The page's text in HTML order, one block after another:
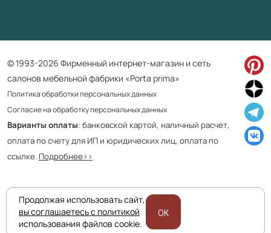
© 1993-2026 Фирменный интернет-магазин и сеть
салонов мебельной фабрики «Porta prima»
Политика обработки персональных данных
Согласие на обработку персональных данных
Варианты оплаты: банковской картой, наличный расчет,
оплата по счету для ИП и юридических лиц, оплата по
ссылке. Подробнее>>
Приведенная на сайте информация не является публичной офертой
и носит информационно ознакомительный характер.
Продолжая использовать сайт,
вы соглашаетесь с политикой
использования файлов cookie.
OK